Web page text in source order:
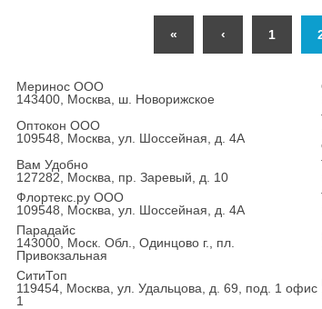
« ‹ 1
Меринос ООО
143400, Москва, ш. Новорижское
Оптокон ООО
109548, Москва, ул. Шоссейная, д. 4А
Вам Удобно
127282, Москва, пр. Заревый, д. 10
Флортекс.ру ООО
109548, Москва, ул. Шоссейная, д. 4А
Парадайс
143000, Моск. Обл., Одинцово г., пл.
Привокзальная
СитиТоп
119454, Москва, ул. Удальцова, д. 69, под. 1 офис
1